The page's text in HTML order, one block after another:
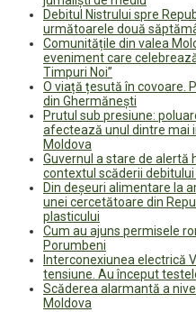
Debitul Nistrului spre
următoarele două
Comunitățile din valea
eveniment care
Timpuri Noi”
O viață țesută în covoare.
din Ghermănești
Prutul sub presiune:
afectează unul dintre mai
Moldova
Guvernul a stare de alertă
contextul scăderii debitului
Din deșeuri alimentare la
unei cercetătoare din
plasticului
Cum au ajuns permisele
Porumbeni
Interconexiunea electrică
tensiune. Au început
Scăderea alarmantă a
Moldova